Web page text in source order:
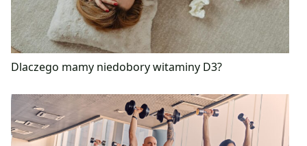
Dlaczego mamy niedobory witaminy D3?